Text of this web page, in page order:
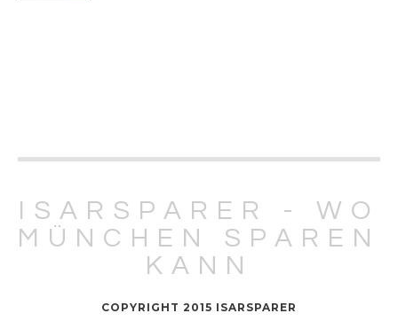
ISARSPARER - WO
MÜNCHEN SPAREN
KANN
COPYRIGHT 2015 ISARSPARER